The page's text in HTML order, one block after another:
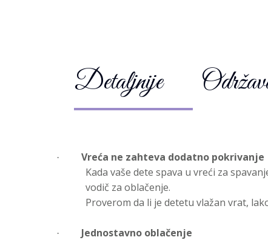
Detaljnije
·
Vreća ne zahteva dodatno pokrivanje
Kada vaše dete spava u vreći za
vodič za oblačenje.
Proverom da li je detetu vlažan vrat,
·
Jednostavno oblačenje